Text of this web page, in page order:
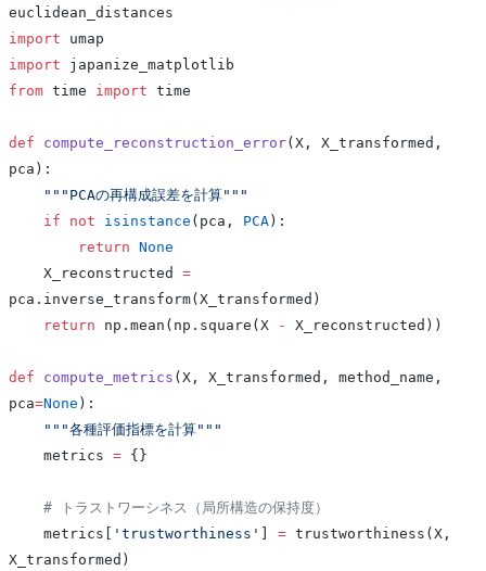
euclidean_distances
import umap
import japanize_matplotlib
from time import time
def compute_reconstruction_error(X, X_transformed,
pca):
    """PCAの再構成誤差を計算"""
    if
not isinstance (pca, PCA):
        return
None
    X_reconstructed
=
pca.inverse_transform(X_transformed)
    return
np.mean(np.square(X - X_reconstructed))
def compute_metrics (X, X_transformed, method_name,
pca=None ):
    """各種評価指標を計算"""
    metrics
= {}
    # トラストワーシネス（局所構造の保持度）
    metrics[
'trustworthiness' ] = trustworthiness(X,
X_transformed)